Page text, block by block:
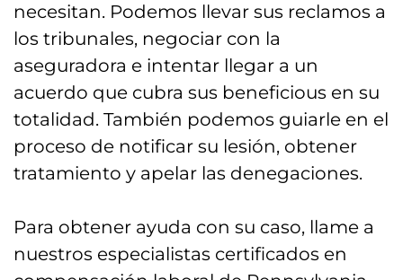
necesitan. Podemos llevar sus reclamos a
los tribunales, negociar con la
aseguradora e intentar llegar a un
acuerdo que cubra sus beneficious en su
totalidad. También podemos guiarle en el
proceso de notificar su lesión, obtener
tratamiento y apelar las denegaciones.
Para obtener ayuda con su caso, llame a
nuestros especialistas certificados en